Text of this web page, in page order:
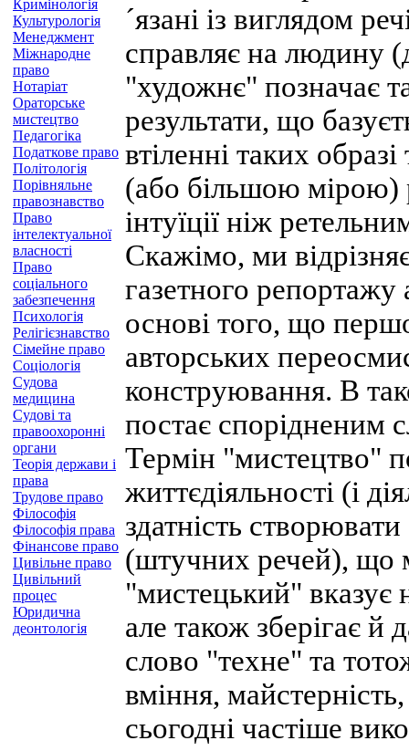
Кримінологія
Культурологія
Менеджмент
Міжнародне
право
Нотаріат
Ораторське
мистецтво
Педагогіка
Податкове право
Політологія
Порівняльне
правознавство
Право
інтелектуальної
власності
Право
соціального
забезпечення
Психологія
Релігієзнавство
Сімейне право
Соціологія
Судова
медицина
Судові та
правоохоронні
органи
Теорія держави і
права
Трудове право
Філософія
Філософія права
Фінансове право
Цивільне право
Цивільний
процес
Юридична
деонтологія
´язані із виглядом
справляє на людину
"художнє" позначає
результати, що
втіленні таких
(або більшою мірою)
інтуїції ніж
Скажімо, ми
газетного репортажу
основі того, що
авторських
конструювання. В
постає спорідненим
Термін "мистецтво"
життєдіяльності (і
здатність
(штучних речей), що
"мистецький" вказує
але також зберігає й
слово "техне" та
вміння,
сьогодні частіше